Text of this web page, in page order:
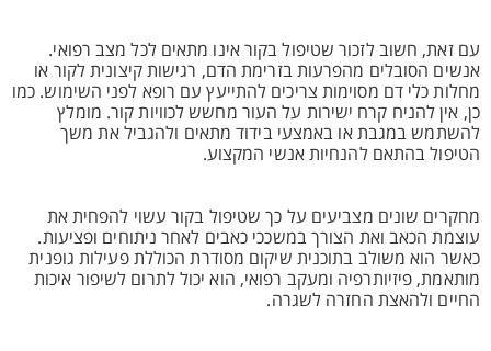
עם זאת, חשוב לזכור שטיפול בקור אינו מתאים לכל מצב רפואי.
אנשים הסובלים מהפרעות בזרימת הדם, רגישות קיצונית לקור או
מחלות כלי דם מסוימות צריכים להתייעץ עם רופא לפני השימוש. כמו
כן, אין להניח קרח ישירות על העור מחשש לכוויות קור. מומלץ
להשתמש במגבת או באמצעי בידוד מתאים ולהגביל את משך
הטיפול בהתאם להנחיות אנשי המקצוע.
מחקרים שונים מצביעים על כך שטיפול בקור עשוי להפחית את
עוצמת הכאב ואת הצורך במשככי כאבים לאחר ניתוחים ופציעות.
כאשר הוא משולב בתוכנית שיקום מסודרת הכוללת פעילות גופנית
מותאמת, פיזיותרפיה ומעקב רפואי, הוא יכול לתרום לשיפור איכות
החיים ולהאצת החזרה לשגרה.